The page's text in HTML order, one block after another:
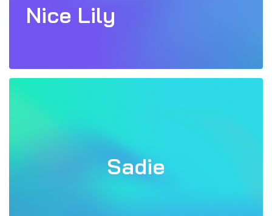
Nice Lily
Sadie